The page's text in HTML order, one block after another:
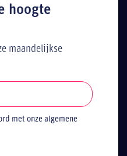
hoogte
maandelijkse
met onze algemene